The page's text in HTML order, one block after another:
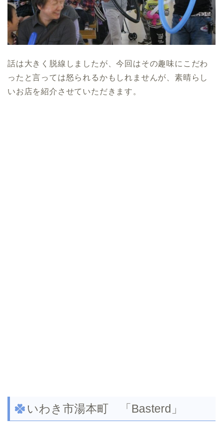
話は大きく脱線しましたが、今回はその趣味にこだわ
ったと言っては怒られるかもしれませんが、素晴らし
いお店を紹介させていただきます。
いわき市湯本町 「Basterd」